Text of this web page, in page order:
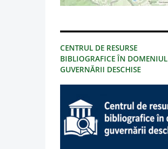
CENTRUL DE RESURSE
BIBLIOGRAFICE ÎN DOMENIUL
GUVERNĂRII DESCHISE